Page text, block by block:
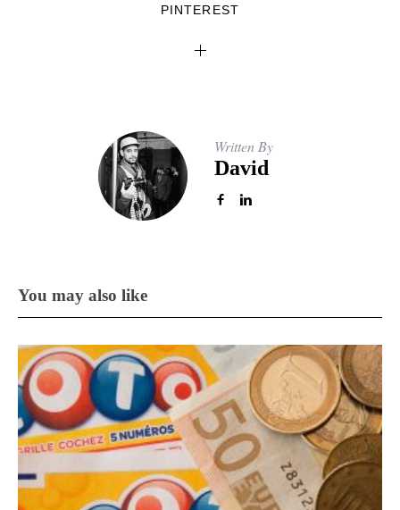
PINTEREST
Written By
David
You may also like